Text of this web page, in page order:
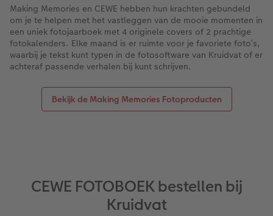
Making Memories en CEWE hebben hun krachten gebundeld
om je te helpen met het vastleggen van de mooie momenten in
een uniek fotojaarboek met 4 originele covers of 2 prachtige
fotokalenders. Elke maand is er ruimte voor je favoriete foto’s,
waarbij je tekst kunt typen in de fotosoftware van Kruidvat of er
achteraf passende verhalen bij kunt schrijven.
Bekijk de Making Memories Fotoproducten
CEWE FOTOBOEK bestellen bij
Kruidvat